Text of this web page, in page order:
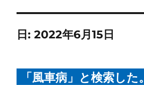
日:2022年6月15日
「風車病」と検索した。